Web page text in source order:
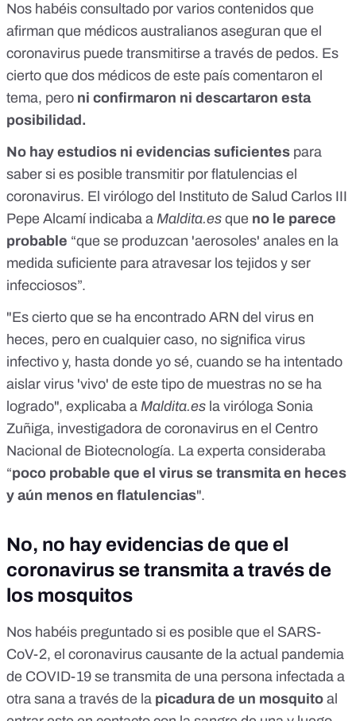
Nos habéis consultado por varios contenidos que
afirman que médicos australianos aseguran que el
coronavirus puede transmitirse a través de pedos. Es
cierto que dos médicos de este país comentaron el
tema, pero ni confirmaron ni descartaron esta
posibilidad.
No hay estudios ni evidencias suficientes para
saber si es posible transmitir por flatulencias el
coronavirus. El virólogo del Instituto de Salud Carlos III
Pepe Alcamíindicaba a Maldita.es que no le parece
probable “que se produzcan 'aerosoles' anales en la
medida suficiente para atravesar los tejidos y ser
infecciosos”.
"Es cierto que se ha encontrado ARN del virus en
heces, pero en cualquier caso, no significa virus
infectivo y, hasta donde yo sé, cuando se ha intentado
aislar virus 'vivo' de este tipo de muestras no se ha
logrado", explicaba a Maldita.es la viróloga Sonia
Zuñiga, investigadora de coronavirus en el Centro
Nacional de Biotecnología. La experta consideraba
“poco probable que el virus se transmita en heces
y aún menos en flatulencias".
No, no hay evidencias de que el
coronavirus se transmita a través de
los mosquitos
Nos habéis preguntado si es posible que el SARS-
CoV-2, el coronavirus causante de la actual pandemia
de COVID-19 se transmita de una persona infectada a
otra sana a través de la picadura de un mosquito al